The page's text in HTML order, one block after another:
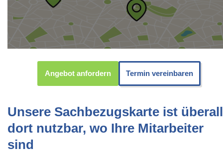
Angebot anfordern Termin vereinbaren
Unsere Sachbezugskarte ist überall
dort nutzbar, wo Ihre Mitarbeiter
sind